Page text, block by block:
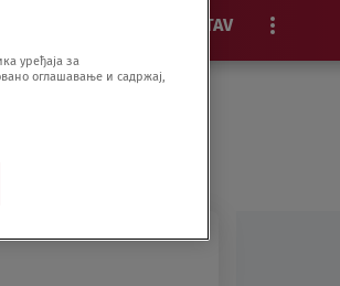
STAV
EKSKLUZIVNO
уређаја за
оглашавање и садржај,